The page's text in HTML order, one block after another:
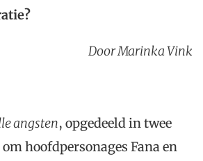
Door Marinka Vink
angsten, opgedeeld in twee
hoofdpersonages Fana en